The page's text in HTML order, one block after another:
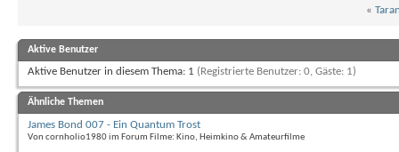
«
Aktive Benutzer
Aktive Benutzer in diesem Thema: 1 (Registrierte Benutzer: 0, Gäste: 1)
Ähnliche Themen
James Bond 007 - Ein Quantum Trost
Von cornholio1980 im Forum Filme: Kino, Heimkino & Amateurfilme